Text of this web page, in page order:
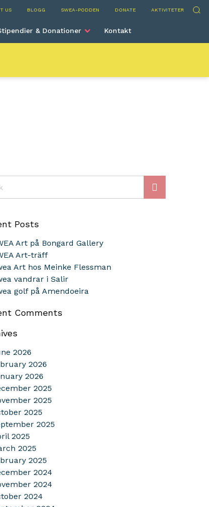
US BLOGG SWEA-PODDEN DONATE AKTIVITETER Sök
& Donationer Kontakt
Posts
Art på Bongard Gallery
Art-träff
Art hos Meinke Flessman
vandrar i Salir
golf på Amendoeira
Comments
2026
2026
2026
2025
2025
2025
2025
2025
2025
2025
2024
2024
2024